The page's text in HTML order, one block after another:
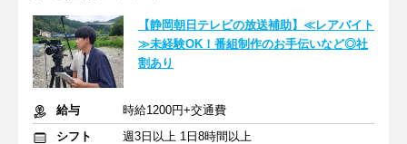
【静岡朝日テレビの放送補助】≪レアバイト
≫未経験OK！番組制作のお手伝いなど◎社
割あり
給与
時給1200円+交通費
シフト
週3日以上 1日8時間以上